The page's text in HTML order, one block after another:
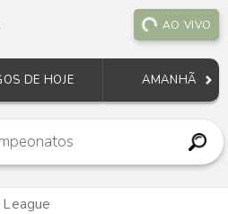
AO VIVO
DE HOJE AMANHÃ